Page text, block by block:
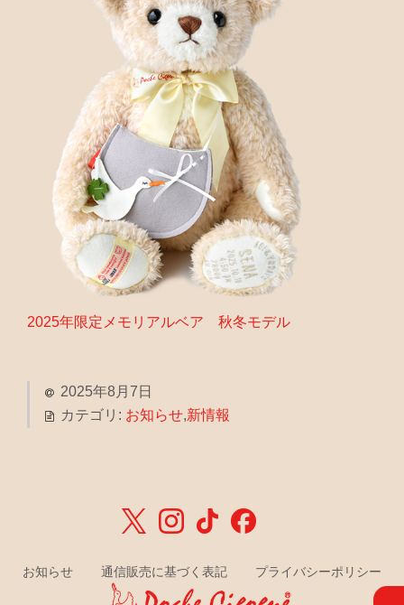
2025年限定メモリアルベア 秋冬モデル
2025年8月7日
カテゴリ: お知らせ,新情報
お知らせ 通信販売に基づく表記 プライバシーポリシー